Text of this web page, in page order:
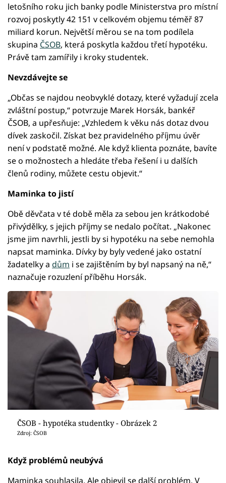
letošního roku jich banky podle Ministerstva pro místní
rozvoj poskytly 42 151 v celkovém objemu téměř 87
miliard korun. Největší měrou se na tom podílela
skupina ČSOB, která poskytla každou třetí hypotéku.
Právě tam zamířily i kroky studentek.
Nevzdávejte se
„Občas se najdou neobvyklé dotazy, které vyžadují zcela
zvláštní postup,“ potvrzuje Marek Horsák, bankéř
ČSOB, a upřesňuje: „Vzhledem k věku nás dotaz dvou
dívek zaskočil. Získat bez pravidelného příjmu úvěr
není v podstatě možné. Ale když klienta poznáte, bavíte
se o možnostech a hledáte třeba řešení i u dalších
členů rodiny, můžete cestu objevit.“
Maminka to jistí
Obě děvčata v té době měla za sebou jen krátkodobé
přivýdělky, s jejich příjmy se nedalo počítat. „Nakonec
jsme jim navrhli, jestli by si hypotéku na sebe nemohla
napsat maminka. Dívky by byly vedené jako ostatní
žadatelky a dům i se zajištěním by byl napsaný na ně,“
naznačuje rozuzlení příběhu Horsák.
ČSOB - hypotéka studentky - Obrázek 2
Zdroj: ČSOB
Když problémů neubývá
Maminka souhlasila. Ale objevil se další problém. V